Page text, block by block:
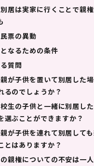
居は実家に行くことで親
票の異動
なるための条件
質問
が子供を置いて別居した
るのでしょうか？
生の子供と一緒に別居し
選ぶことができますか？
が子供を連れて別居して
とはありますか？
親権についての不安は一